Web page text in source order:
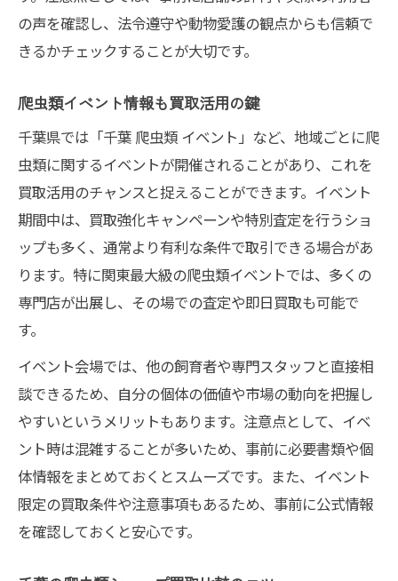
千葉で信頼される飼育サポートの実例
の声を確認し、法令遵守や動物愛護の観点からも信頼で
きるかチェックすることが大切です。
爬虫類イベント情報も買取活用の鍵
千葉県では「千葉 爬虫類 イベント」など、地域ごとに爬
虫類に関するイベントが開催されることがあり、これを
買取活用のチャンスと捉えることができます。イベント
期間中は、買取強化キャンペーンや特別査定を行うショ
ップも多く、通常より有利な条件で取引できる場合があ
ります。特に関東最大級の爬虫類イベントでは、多くの
専門店が出展し、その場での査定や即日買取も可能で
す。
イベント会場では、他の飼育者や専門スタッフと直接相
談できるため、自分の個体の価値や市場の動向を把握し
やすいというメリットもあります。注意点として、イベ
ント時は混雑することが多いため、事前に必要書類や個
体情報をまとめておくとスムーズです。また、イベント
限定の買取条件や注意事項もあるため、事前に公式情報
を確認しておくと安心です。